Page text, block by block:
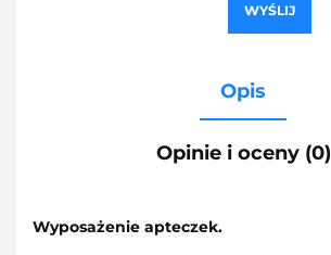
WYŚLIJ
Opis
Opinie i oceny (0)
Wyposażenie apteczek.